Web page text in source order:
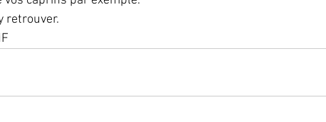
retrouver.